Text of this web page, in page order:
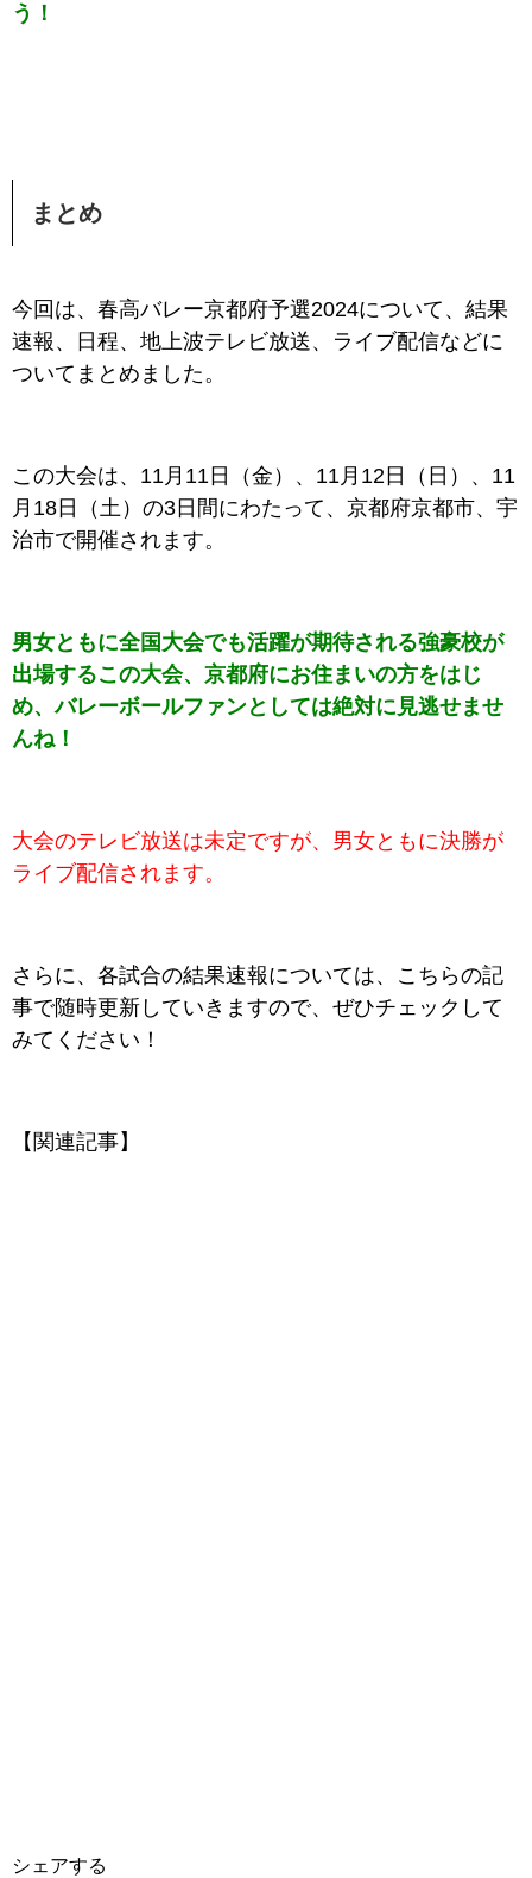
う！
まとめ
今回は、 春高バレー京都府予選2024について、結果
速報、日程、地上波テレビ放送、ライブ配信などに
ついてまとめました。
この大会は、11月11日（金）、11月12日（日）、11
月18日（土）の3日間にわたって、京都府京都市、宇
治市で開催されます。
男女ともに全国大会でも活躍が期待される強豪校が
出場するこの大会、京都府にお住まいの方をはじ
め、バレーボールファンとしては絶対に見逃せませ
んね！
大会のテレビ放送は未定ですが、男女ともに決勝が
ライブ配信されます。
さらに、各試合の結果速報については、こちらの記
事で随時更新していきますので、ぜひチェックして
みてください！
【関連記事】
シェアする